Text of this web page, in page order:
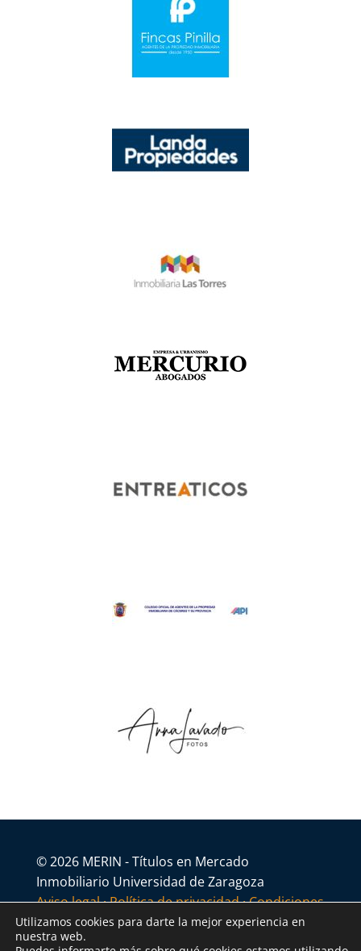
© 2026 MERIN - Títulos en Mercado
Inmobiliario Universidad de Zaragoza
Aviso legal·Política de privacidad·Condiciones
generales
Utilizamos cookies para darte la mejor experiencia en
nuestra web.